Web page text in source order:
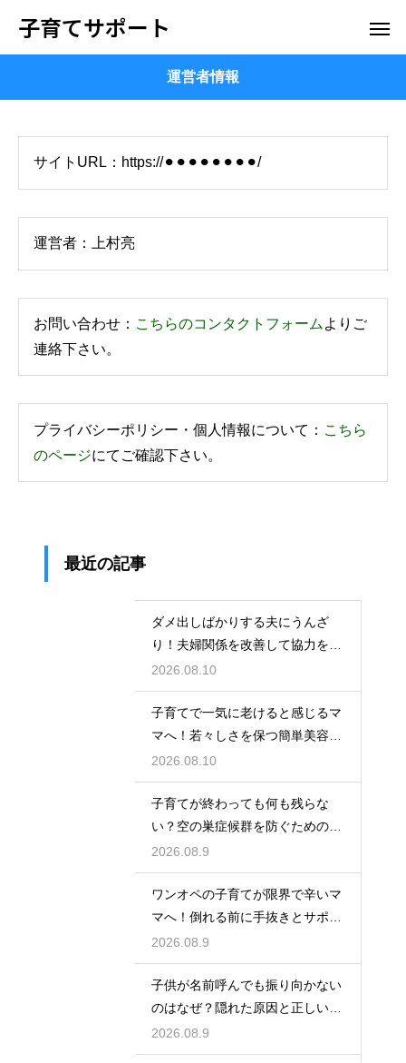
子育てサポート
運営者情報
サイトURL：https://⚫︎⚫︎⚫︎⚫︎⚫︎⚫︎⚫︎⚫︎/
運営者：上村亮
お問い合わせ： こちらのコンタクトフォーム よりご
連絡下さい。
プライバシーポリシー・個人情報について： こちら
のページにてご確認下さい。
最近の記事
ダメ出しばかりする夫にうんざ
り！夫婦関係を改善して協力を得
る対話術
2026.08.10
子育てで一気に老けると感じるマ
マへ！若々しさを保つ簡単美容の
秘訣
2026.08.10
子育てが終わっても何も残らな
い？空の巣症候群を防ぐための新
しい目標
2026.08.9
ワンオペの子育てが限界で辛いマ
マへ！倒れる前に手抜きとサポー
トを活用
2026.08.9
子供が名前呼んでも振り向かない
のはなぜ？隠れた原因と正しい親
の対応法
2026.08.9